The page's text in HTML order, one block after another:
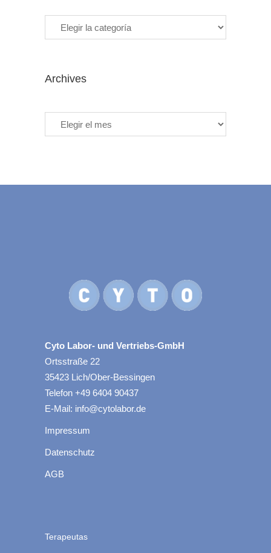
Archives
Cyto Labor- und Vertriebs-GmbH
Ortsstraße 22
35423 Lich/Ober-Bessingen
Telefon +49 6404 90437
E-Mail: info@cytolabor.de
Impressum
Datenschutz
AGB
Terapeutas